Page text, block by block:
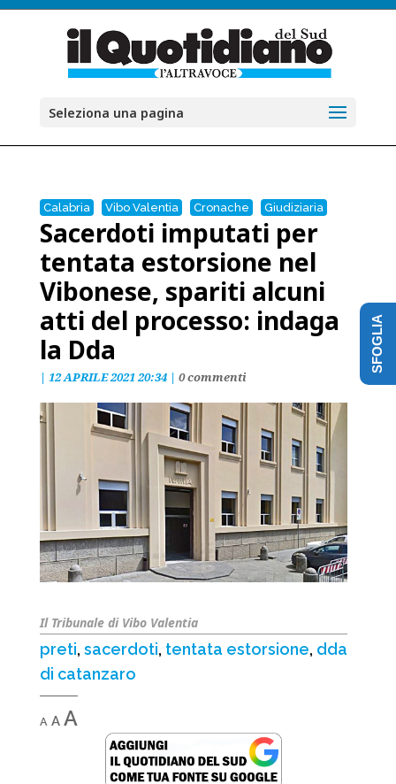
Seleziona una pagina
Calabria Vibo Valentia Cronache Giudiziaria
Sacerdoti imputati per
tentata estorsione nel
Vibonese, spariti alcuni
atti del processo: indaga
la Dda
| 12 APRILE 2021 20:34| 0 commenti
Il Tribunale di Vibo Valentia
preti, sacerdoti, tentata estorsione, dda
di catanzaro
A
Decrease
font
A
Reset
font
AIncrease
font
size.
SFOGLIA